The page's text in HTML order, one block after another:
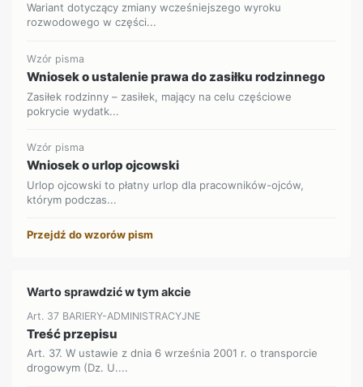
Wariant dotyczący zmiany wcześniejszego wyroku
rozwodowego w części...
Wzór pisma
Wniosek o ustalenie prawa do zasiłku rodzinnego
Zasiłek rodzinny – zasiłek, mający na celu częściowe
pokrycie wydatk...
Wzór pisma
Wniosek o urlop ojcowski
Urlop ojcowski to płatny urlop dla pracowników-ojców,
którym podczas...
Przejdź do wzorów pism
Warto sprawdzić w tym akcie
Art. 37 BARIERY-ADMINISTRACYJNE
Treść przepisu
Art. 37. W ustawie z dnia 6 września 2001 r. o transporcie
drogowym (Dz. U....